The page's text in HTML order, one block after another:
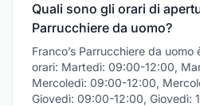
Quali sono gli orari di
Parrucchiere da uomo?
Franco’s Parrucchiere da
orari: Martedì: 09:00-12:00,
Mercoledì: 09:00-12:00,
Giovedì: 09:00-12:00, Giovedì: